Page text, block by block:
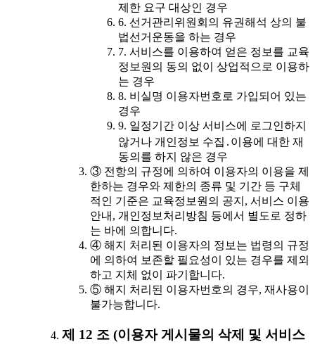
제한 요구 대상인 경우
6. 선거관리위원회의 유권해석 상의 불
법선거운동을 하는 경우
7. 서비스를 이용하여 얻은 정보를 교육
정보원의 동의 없이 상업적으로 이용하
는 경우
8. 비실명 이용자번호로 가입되어 있는
경우
9. 일정기간 이상 서비스에 로그인하지
않거나 개인정보 수집․이용에 대한 재
동의를 하지 않은 경우
③ 전항의 규정에 의하여 이용자의 이용을 제
한하는 경우와 제한의 종류 및 기간 등 구체
적인 기준은 교육정보원의 공지, 서비스 이용
안내, 개인정보처리방침 등에서 별도로 정하
는 바에 의합니다.
④ 해지 처리된 이용자의 정보는 법령의 규정
에 의하여 보존할 필요성이 있는 경우를 제외
하고 지체 없이 파기합니다.
⑤ 해지 처리된 이용자번호의 경우, 재사용이
불가능합니다.
제 12 조 (이용자 게시물의 삭제 및 서비스